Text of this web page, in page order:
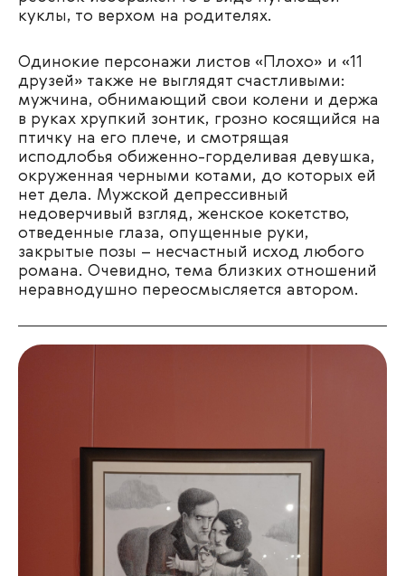
куклы, то верхом на родителях.
Одинокие персонажи листов «Плохо» и «11
друзей» также не выглядят счастливыми:
мужчина, обнимающий свои колени и держа
в руках хрупкий зонтик, грозно косящийся на
птичку на его плече, и смотрящая
исподлобья обиженно-горделивая девушка,
окруженная черными котами, до которых ей
нет дела. Мужской депрессивный
недоверчивый взгляд, женское кокетство,
отведенные глаза, опущенные руки,
закрытые позы – несчастный исход любого
романа. Очевидно, тема близких отношений
неравнодушно переосмысляется автором.